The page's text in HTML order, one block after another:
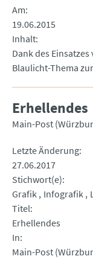
Am
19.06.2015
Inhalt
Dank des
Blaulicht-Thema
Erhellendes
Main-Post
Letzte Änderung
27.06.2017
Stichwort(e)
Grafik Infografik
Titel
Erhellendes
In
Main-Post